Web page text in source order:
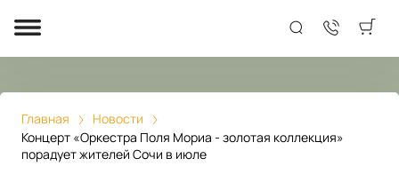
Главная
Новости
Концерт «Оркестра Поля Мориа - золотая коллекция»
порадует жителей Сочи в июле